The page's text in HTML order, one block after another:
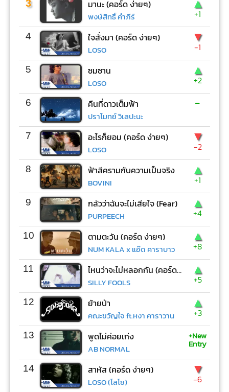
3 มานะ (คอร์ด ง่ายๆ)
พงษ์สิทธิ์ คำภีร์ +1
4 ใจสั่งมา (คอร์ด ง่ายๆ)
LOSO
▼
-1
5 ซมซาน
LOSO
▲
+2
6 คืนที่ดาวเต็มฟ้า
ปราโมทย์ วิเลปะนะ
-
7 อะไรก็ยอม (คอร์ด ง่ายๆ)
LOSO
▼
-2
8 ฟ้าสีครามกับความเป็นจริง
BOVINI
▲
+1
9 กลัวว่าฉันจะไม่เสียใจ (Fear)
PURPEECH
▲
+4
10 ตามตะวัน (คอร์ด ง่ายๆ)
NUM KALA x แอ๊ด คาราบาว
▲
+8
11 ไหนว่าจะไม่หลอกกัน (คอร์ด ง่ายๆ)
SILLY FOOLS
▲
+5
12 ย้ายป่า
คณะขวัญใจ ft.หงา คาราวาน
▲
+3
13 พูดไม่ค่อยเก่ง
AB NORMAL
+New
Entry
14 สาหัส (คอร์ด ง่ายๆ)
LOSO (โลโซ)
▼
-6